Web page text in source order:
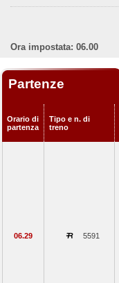
Ora impostata: 06.00
Partenze
Orario di
partenza
Tipo e n. di
treno
06.29 5591